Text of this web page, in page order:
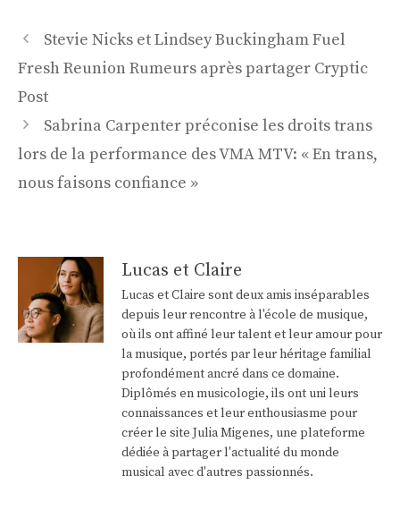
Navigation
des
Stevie Nicks et Lindsey Buckingham Fuel
Fresh Reunion Rumeurs après partager Cryptic
Post
Sabrina Carpenter préconise les droits trans
lors de la performance des VMA MTV: « En trans,
nous faisons confiance »
Lucas et Claire
Lucas et Claire sont deux amis inséparables
depuis leur rencontre à l'école de musique,
où ils ont affiné leur talent et leur amour pour
la musique, portés par leur héritage familial
profondément ancré dans ce domaine.
Diplômés en musicologie, ils ont uni leurs
connaissances et leur enthousiasme pour
créer le site Julia Migenes, une plateforme
dédiée à partager l'actualité du monde
musical avec d'autres passionnés.